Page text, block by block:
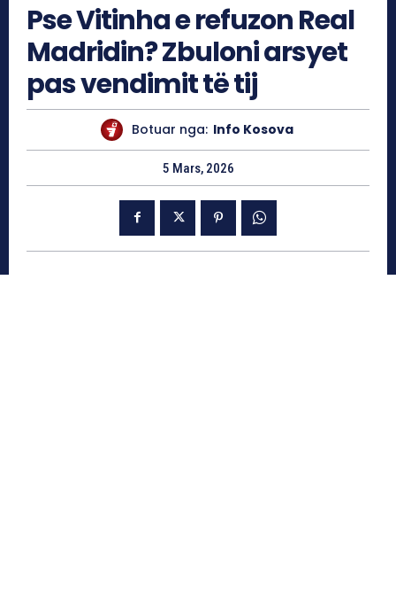
Pse Vitinha e refuzon Real
Madridin? Zbuloni arsyet
pas vendimit të tij
Botuar nga: Info Kosova
5 Mars, 2026